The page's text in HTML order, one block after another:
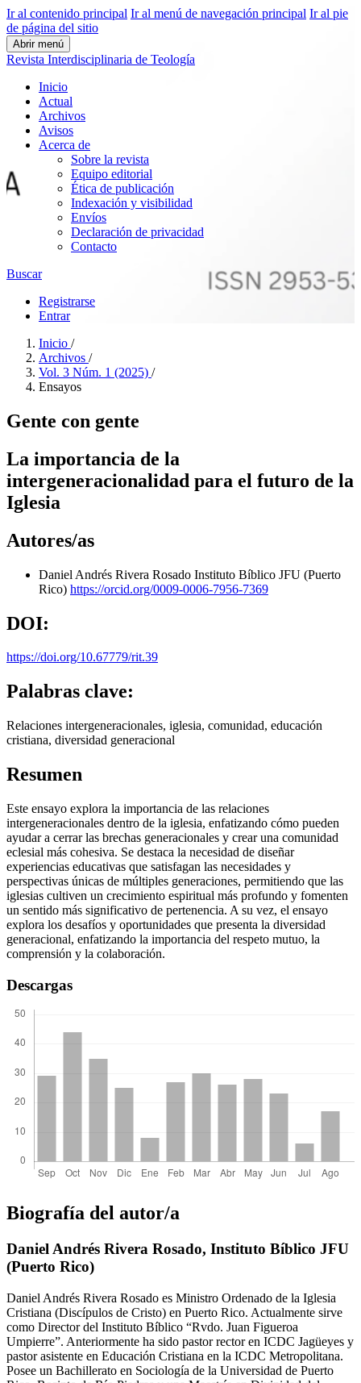
Ir al contenido principal Ir al menú de navegación principal Ir al pie
de página del sitio
Abrir menú
Revista Interdisciplinaria de Teología
Inicio
Actual
Archivos
Avisos
Acerca de
Sobre la revista
Equipo editorial
Ética de publicación
Indexación y visibilidad
Envíos
Declaración de privacidad
Contacto
Buscar
Registrarse
Entrar
Inicio /
Archivos /
Vol. 3 Núm. 1 (2025) /
Ensayos
Gente con gente
La importancia de la
intergeneracionalidad para el futuro de la
Iglesia
Autores/as
Daniel Andrés Rivera Rosado Instituto Bíblico JFU (Puerto
Rico) https://orcid.org/0009-0006-7956-7369
DOI:
https://doi.org/10.67779/rit.39
Palabras clave:
Relaciones intergeneracionales, iglesia, comunidad, educación
cristiana, diversidad generacional
Resumen
Este ensayo explora la importancia de las relaciones
intergeneracionales dentro de la iglesia, enfatizando cómo pueden
ayudar a cerrar las brechas generacionales y crear una comunidad
eclesial más cohesiva. Se destaca la necesidad de diseñar
experiencias educativas que satisfagan las necesidades y
perspectivas únicas de múltiples generaciones, permitiendo que las
iglesias cultiven un crecimiento espiritual más profundo y fomenten
un sentido más significativo de pertenencia. A su vez, el ensayo
explora los desafíos y oportunidades que presenta la diversidad
generacional, enfatizando la importancia del respeto mutuo, la
comprensión y la colaboración.
Descargas
Biografía del autor/a
Daniel Andrés Rivera Rosado, Instituto Bíblico JFU
(Puerto Rico)
Daniel Andrés Rivera Rosado es Ministro Ordenado de la Iglesia
Cristiana (Discípulos de Cristo) en Puerto Rico. Actualmente sirve
como Director del Instituto Bíblico “Rvdo. Juan Figueroa
Umpierre”. Anteriormente ha sido pastor rector en ICDC Jagüeyes y
pastor asistente en Educación Cristiana en la ICDC Metropolitana.
Posee un Bachillerato en Sociología de la Universidad de Puerto